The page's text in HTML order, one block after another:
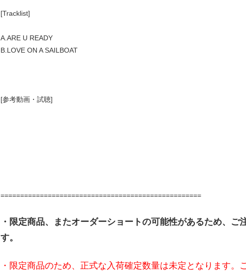
[Tracklist]
A.ARE U READY
B.LOVE ON A SAILBOAT
[参考動画・試聴]
===================================================
・限定商品、またオーダーショートの可能性があるため、
す。
・限定商品のため、正式な入荷確定数量は未定となります。